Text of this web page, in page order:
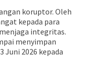
koruptor. Oleh
kepada para
integritas.
menyimpan
Juni 2026 kepada